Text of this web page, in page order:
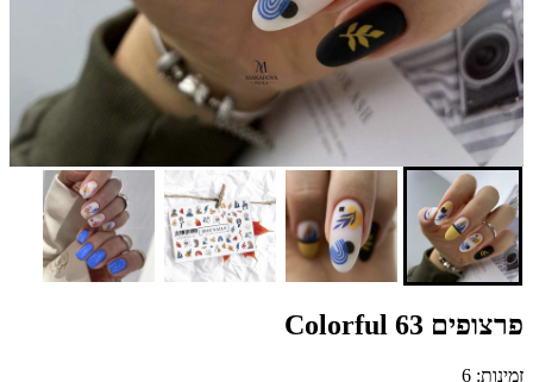
פרצופים Colorful 63
זמינות: 6